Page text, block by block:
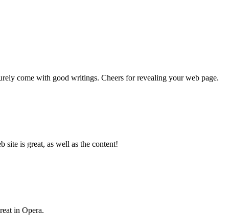
come with good writings. Cheers for revealing your web page.
is great, as well as the content!
in Opera.